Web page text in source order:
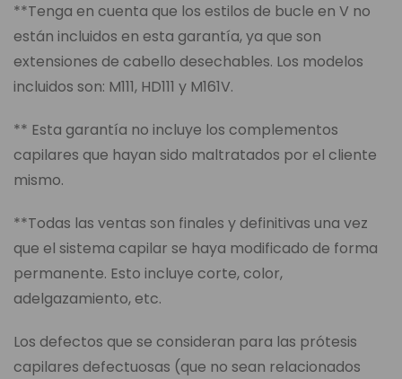
**Tenga en cuenta que los estilos de bucle en V no
están incluidos en esta garantía, ya que son
extensiones de cabello desechables. Los modelos
incluidos son: M111, HD111 y M161V.
** Esta garantía no incluye los complementos
capilares que hayan sido maltratados por el cliente
mismo.
**Todas las ventas son finales y definitivas una vez
que el sistema capilar se haya modificado de forma
permanente. Esto incluye corte, color,
adelgazamiento, etc.
Los defectos que se consideran para las prótesis
capilares defectuosas (que no sean relacionados